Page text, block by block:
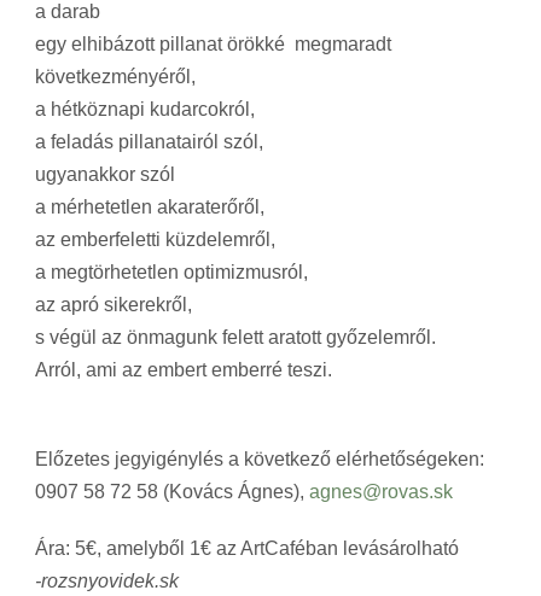
a darab
egy elhibázott pillanat örökké megmaradt
következményéről,
a hétköznapi kudarcokról,
a feladás pillanatairól szól,
ugyanakkor szól
a mérhetetlen akaraterőről,
az emberfeletti küzdelemről,
a megtörhetetlen optimizmusról,
az apró sikerekről,
s végül az önmagunk felett aratott győzelemről.
Arról, ami az embert emberré teszi.
Előzetes jegyigénylés a következő elérhetőségeken:
0907 58 72 58 (Kovács Ágnes), agnes@rovas.sk
Ára: 5€, amelyből 1€ az ArtCaféban levásárolható
-rozsnyovidek.sk